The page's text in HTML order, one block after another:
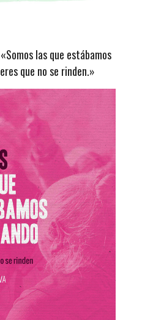
las que estábamos
que no se rinden.»